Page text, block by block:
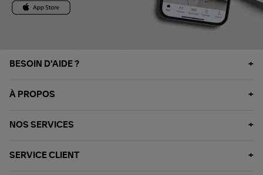
BESOIN D'AIDE ?
À PROPOS
NOS SERVICES
SERVICE CLIENT